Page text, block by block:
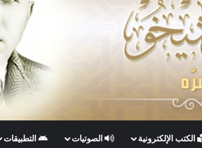
الكتب الإلكترونية الصوتيات التطبيقات